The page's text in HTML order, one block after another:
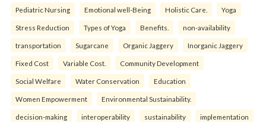
Pediatric Nursing Emotional well-Being Holistic Care. Yoga
Stress Reduction Types of Yoga Benefits. non-availability
transportation Sugarcane Organic Jaggery Inorganic Jaggery
Fixed Cost Variable Cost. Community Development
Social Welfare Water Conservation Education
Women Empowerment Environmental Sustainability.
decision-making interoperability sustainability implementation